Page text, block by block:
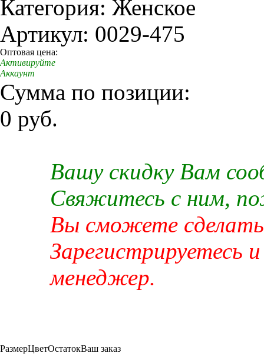
Категория: Женское
Артикул: 0029-475
Оптовая цена:
Активируйте
Аккаунт
Сумма по позиции:
0 руб.
Вашу скидку Вам
Свяжитесь с ним,
Вы сможете сделать
Зарегистрируетесь
менеджер.
РазмерЦветОстатокВаш заказ